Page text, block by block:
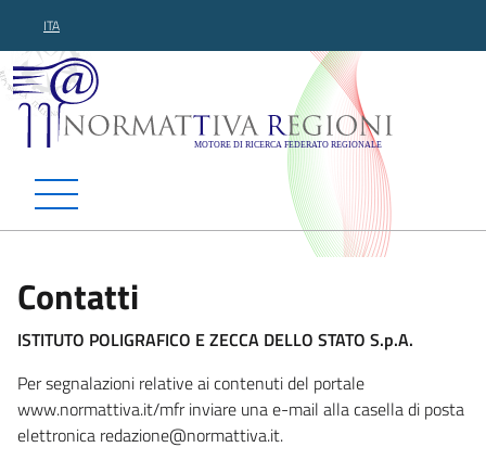
ITA
Normattiva Regioni -
Contatti
ISTITUTO POLIGRAFICO E ZECCA DELLO STATO S.p.A.
Per segnalazioni relative ai contenuti del portale
www.normattiva.it/mfr inviare una e-mail alla casella di posta
elettronica redazione@normattiva.it.